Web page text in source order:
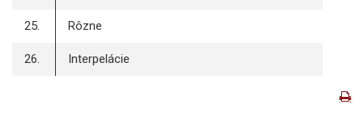
25. Rôzne
26. Interpelácie